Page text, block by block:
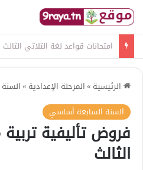
امتحانات قواعد لغة الثلاثي الثالث
الرئيسية »المرحلة الإعدادية »
السنة السابعة أساسي
فروض تأليفية
الثالث